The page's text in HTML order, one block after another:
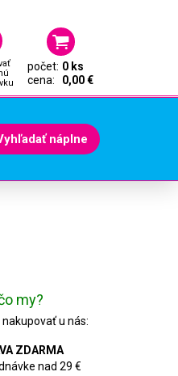
počet: 0 ks
cena:
0,00 €
náplne
my?
nakupovať u nás:
ZDARMA
nad 29 €